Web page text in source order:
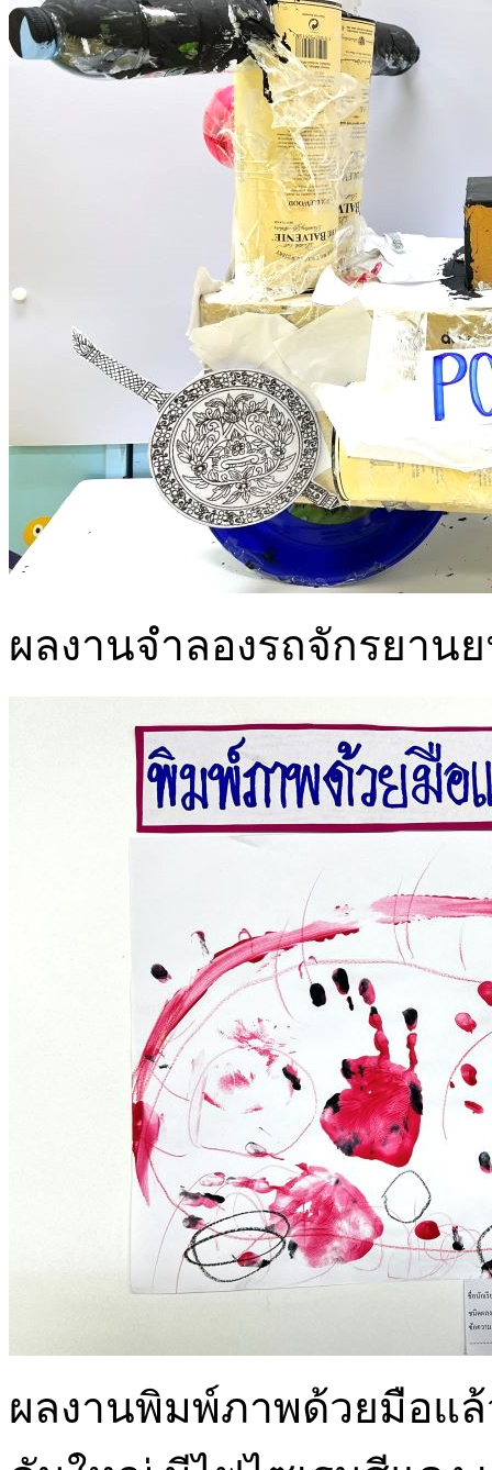
ผลงานจำลองรถจักรยาน
ผลงานพิมพ์ภาพด้วยมือแล้